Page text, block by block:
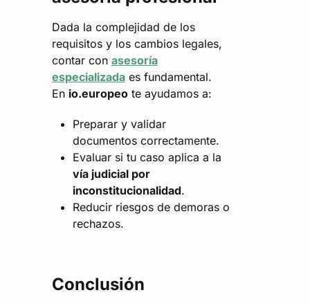
Dada la complejidad de los
requisitos y los cambios legales,
contar con asesoría
especializadaes fundamental.
En io.europeote ayudamos a:
Preparar y validar
documentos correctamente.
Evaluar si tu caso aplica a la
vía judicial por
inconstitucionalidad.
Reducir riesgos de demoras o
rechazos.
Conclusión